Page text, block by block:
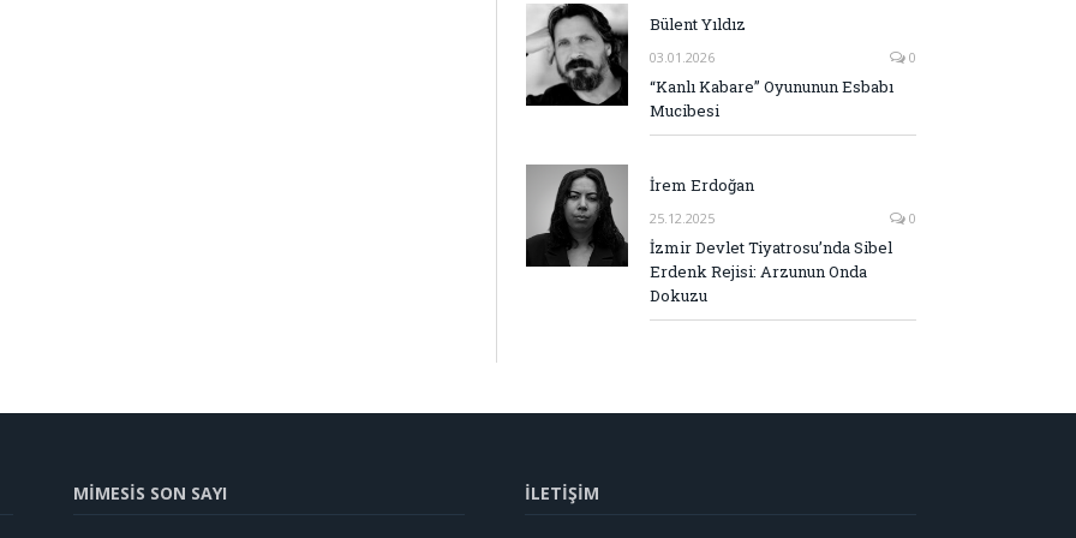
Bülent Yıldız
03.01.2026 0
“Kanlı Kabare” Oyununun Esbabı
Mucibesi
İrem Erdoğan
25.12.2025 0
İzmir Devlet Tiyatrosu’nda Sibel
Erdenk Rejisi: Arzunun Onda
Dokuzu
MİMESİS SON SAYI İLETİŞİM